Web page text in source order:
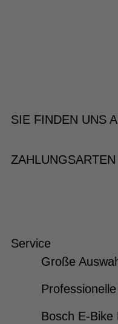
SIE FINDEN UNS
Service
Große
Bosch E-Bike